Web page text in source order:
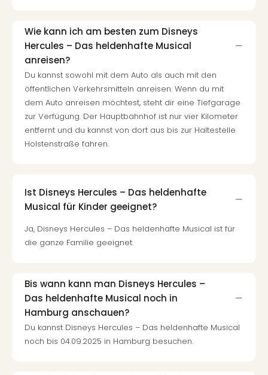
Wie kann ich am besten zum Disneys
Hercules – Das heldenhafte Musical
anreisen?
Du kannst sowohl mit dem Auto als auch mit den
öffentlichen Verkehrsmitteln anreisen. Wenn du mit
dem Auto anreisen möchtest, steht dir eine Tiefgarage
zur Verfügung. Der Hauptbahnhof ist nur vier Kilometer
entfernt und du kannst von dort aus bis zur Haltestelle
Holstenstraße fahren.
Ist Disneys Hercules – Das heldenhafte
Musical für Kinder geeignet?
Ja, Disneys Hercules – Das heldenhafte Musical ist für
die ganze Familie geeignet.
Bis wann kann man Disneys Hercules –
Das heldenhafte Musical noch in
Hamburg anschauen?
Du kannst Disneys Hercules – Das heldenhafte Musical
noch bis 04.09.2025 in Hamburg besuchen.